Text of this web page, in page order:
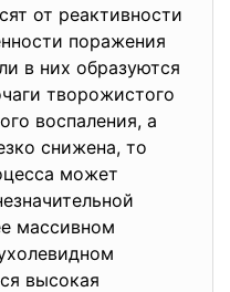
от реактивности
поражения
в них образуются
творожистого
воспаления, а
снижена, то
может
массивном
высокая